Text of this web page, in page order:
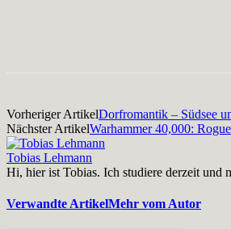
Vorheriger ArtikelDorfromantik – Südsee
Nächster ArtikelWarhammer 40,000:
Tobias Lehmann
Hi, hier ist Tobias. Ich studiere derzeit und
Verwandte ArtikelMehr vom Autor